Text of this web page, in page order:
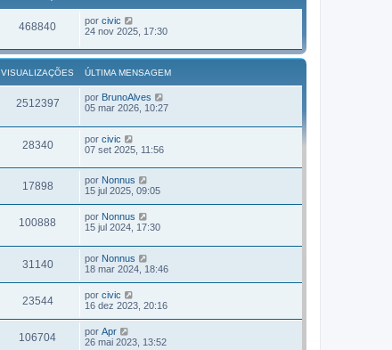
468840 por civic
24 nov 2025, 17:30
VISUALIZAÇÕES ÚLTIMA MENSAGEM
2512397 por BrunoAlves
05 mar 2026, 10:27
28340 por civic
07 set 2025, 11:56
17898 por Nonnus
15 jul 2025, 09:05
100888 por Nonnus
15 jul 2024, 17:30
31140 por Nonnus
18 mar 2024, 18:46
23544 por civic
16 dez 2023, 20:16
106704 por Apr
26 mai 2023, 13:52